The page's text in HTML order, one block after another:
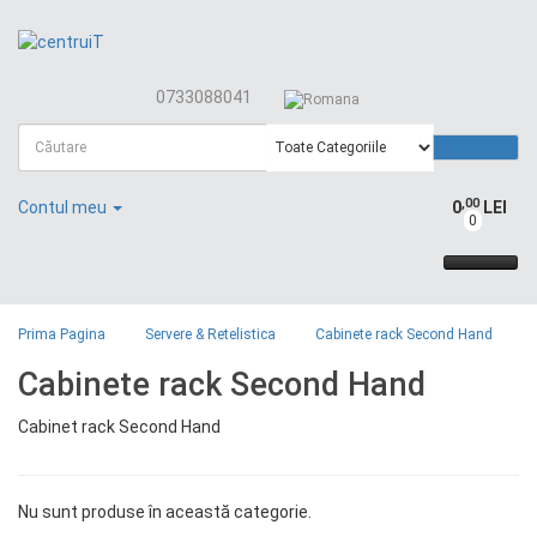
0733088041
Contul meu
0
0,00LEI
Prima Pagina Servere & Retelistica Cabinete rack Second Hand
Cabinete rack Second Hand
Cabinet rack Second Hand
Nu sunt produse în această categorie.